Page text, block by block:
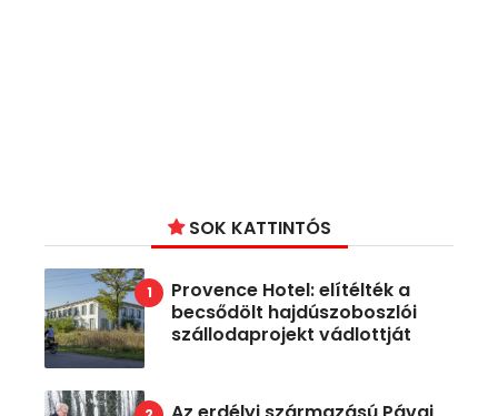
SOK KATTINTÓS
Provence Hotel: elítélték a
becsődölt hajdúszoboszlói
szállodaprojekt vádlottját